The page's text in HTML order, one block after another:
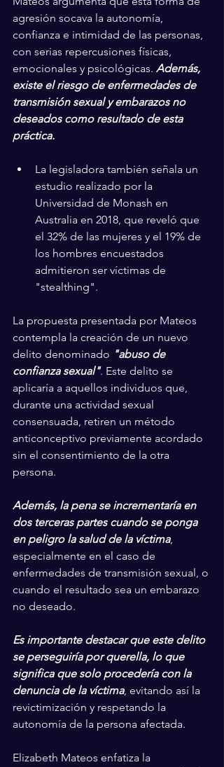
agresión socava la autonomía,
confianza e intimidad de las personas,
con serias repercusiones físicas,
emocionales y psicológicas. Además,
existe el riesgo de enfermedades de
transmisión sexual y embarazos no
deseados como resultado de esta
práctica.
La legisladora también señala un
estudio realizado por la
Universidad de Monash en
Australia en 2018, que reveló que
el 32% de las mujeres y el 19% de
los hombres encuestados
admitieron ser víctimas de
"stealthing".
La propuesta presentada por Mateos
contempla la creación de un nuevo
delito denominado "abuso de
confianza sexual". Este delito se
aplicaría a aquellos individuos que,
durante una actividad sexual
consensuada, retiren un método
anticonceptivo previamente acordado
sin el consentimiento de la otra
persona.
Además, la pena se incrementaría en
dos terceras partes cuando se ponga
en peligro la salud de la víctima,
especialmente en el caso de
enfermedades de transmisión sexual, o
cuando el resultado sea un embarazo
no deseado.
Es importante destacar que este delito
se perseguiría por querella, lo que
significa que solo procedería con la
denuncia de la víctima, evitando así la
revictimización y respetando la
autonomía de la persona afectada.
Elizabeth Mateos enfatiza la